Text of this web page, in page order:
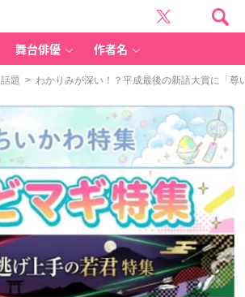
舞台俳優 作者名
話題 > わかりみが深い！？平成最後の新語大賞に「尊